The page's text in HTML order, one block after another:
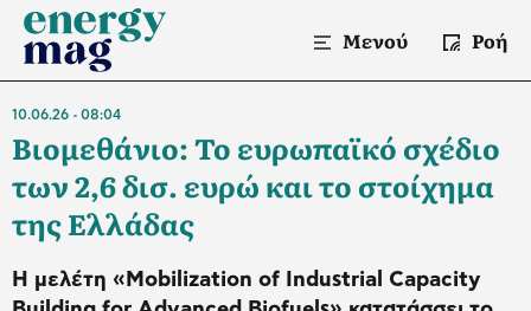
Μενού Ροή
10.06.26 08:04
Βιομεθάνιο: Το ευρωπαϊκό σχέδιο
των 2,6 δισ. ευρώ και το στοίχημα
της Ελλάδας
Η μελέτη «Mobilization of Industrial Capacity